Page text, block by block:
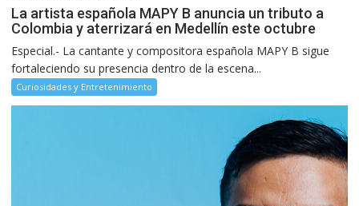
La artista española MAPY B anuncia un tributo a
Colombia y aterrizará en Medellín este octubre
Especial.- La cantante y compositora española MAPY B sigue
fortaleciendo su presencia dentro de la escena...
Curiosidades y Entretenimiento